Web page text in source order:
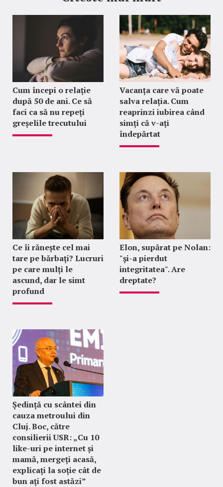
Cum începi o relație
după 50 de ani. Ce să
faci ca să nu repeți
greșelile trecutului
Vacanța care vă poate
salva relația. Cum
reaprinzi iubirea când
simți că v-ați
îndepărtat
Ce îi rănește cel mai
tare pe bărbați? Lucruri
pe care mulți le
ascund, dar le simt
profund
Elon, supărat pe Nolan:
"şi-a pierdut
integritatea". Are
dreptate?
Ședință cu scântei din
cauza metroului din
Cluj. Boc, către
consilierii USR: „Cu 10
like-uri pe internet și
mamă, mergeți acasă,
explicați la soție cât de
bun ați fost astăzi”